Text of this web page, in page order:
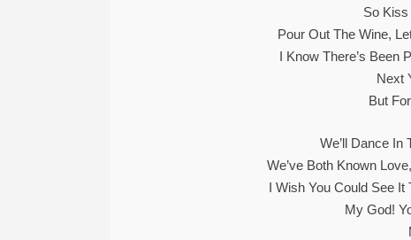
So
Pour Out The Wine,
I Know There’s Been
Next
But
We’ll Dance
We’ve Both Known
I Wish You Could See
My God!